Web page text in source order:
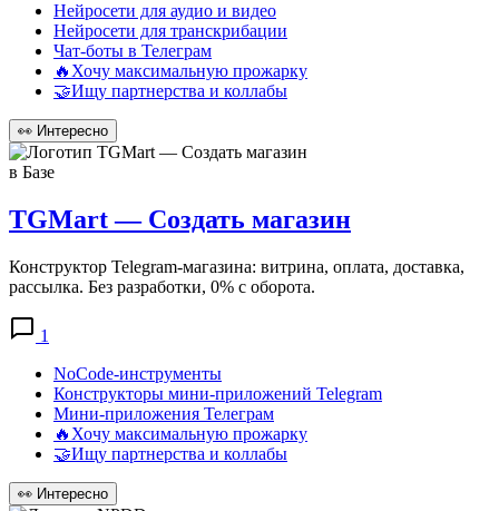
Нейросети для аудио и видео
Нейросети для транскрибации
Чат-боты в Телеграм
🔥Хочу максимальную прожарку
🤝Ищу партнерства и коллабы
👀 Интересно
в Базе
TGMart — Создать магазин
Конструктор Telegram-магазина: витрина, оплата, доставка,
рассылка. Без разработки, 0% с оборота.
1
NoCode-инструменты
Конструкторы мини-приложений Telegram
Мини-приложения Телеграм
🔥Хочу максимальную прожарку
🤝Ищу партнерства и коллабы
👀 Интересно